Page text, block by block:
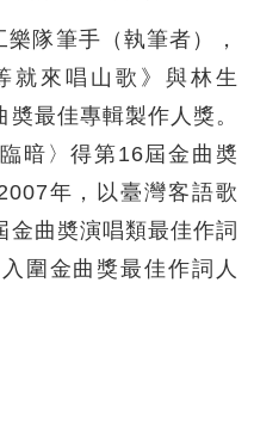
隊筆手（執筆者），
就來唱山歌》與林生
最佳專輯製作人獎。
暗〉得第16屆金曲奬
年，以臺灣客語歌
曲奬演唱類最佳作詞
圍金曲獎最佳作詞人